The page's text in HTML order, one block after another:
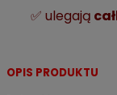
✅ ulegają
OPIS PRODUKTU